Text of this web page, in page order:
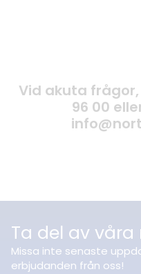
Vid akuta
96 00
Ta del av våra
Missa inte senaste
erbjudanden från oss!